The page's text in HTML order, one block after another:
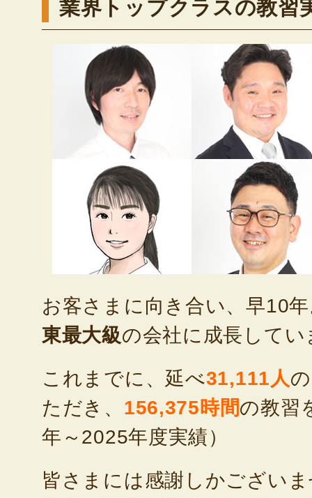
業界トップクラスの教習
お客さまに向き合い、早10
東最大級の会社に成長してい
これまでに、延べ31,111人
ただき、 156,375時間の教習
年～2025年度実績）
皆さまには感謝しかござい